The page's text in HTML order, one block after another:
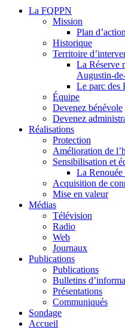
La FQPPN
Mission
Plan
Historique
Territoire
La Réserve
Augustin-
Le parc des
Équipe
Devenez bénévole
Devenez
Réalisations
Protection
Amélioration de
Sensibilisation et
La Renouée
Acquisition de
Mise en valeur
Médias
Télévision
Radio
Web
Journaux
Publications
Publications
Bulletins
Présentations
Communiqués
Sondage
Accueil